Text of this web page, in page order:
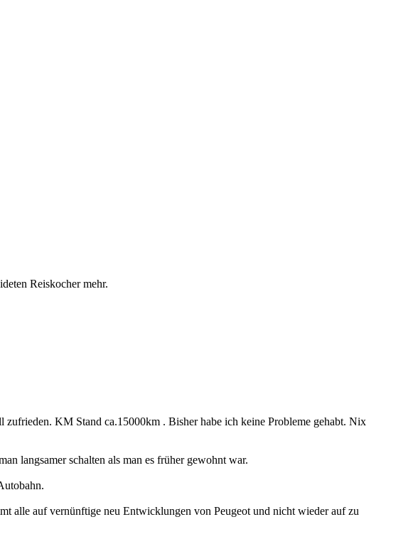
Reiskocher mehr.
zufrieden. KM Stand ca.15000km . Bisher habe ich keine Probleme gehabt. Nix
langsamer schalten als man es früher gewohnt war.
alle auf vernünftige neu Entwicklungen von Peugeot und nicht wieder auf zu